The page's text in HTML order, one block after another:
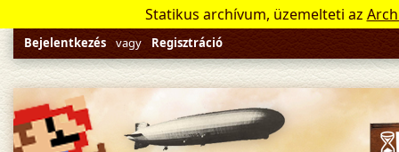
Statikus archívum, üzemelteti az
Bejelentkezés vagy Regisztráció